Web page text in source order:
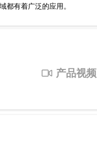
都有着广泛的应用。
ꀕ 产品视频